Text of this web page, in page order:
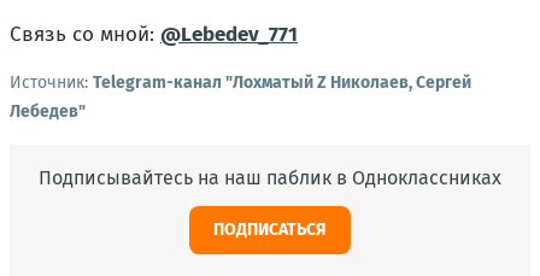
Связь со мной: @Lebedev_771
Источник: Telegram-канал "Лохматый Z Николаев, Сергей
Лебедев"
Подписывайтесь на наш паблик в Одноклассниках
ПОДПИСАТЬСЯ